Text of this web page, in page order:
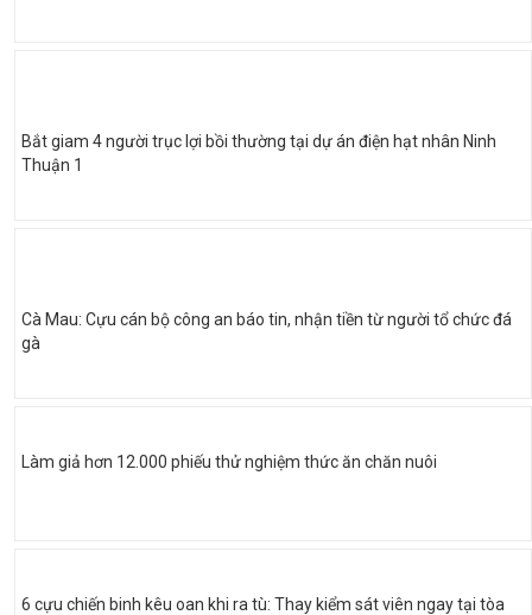
Bắt giam 4 người trục lợi bồi thường tại dự án điện hạt nhân Ninh
Thuận 1
Cà Mau: Cựu cán bộ công an báo tin, nhận tiền từ người tổ chức đá
gà
Làm giả hơn 12.000 phiếu thử nghiệm thức ăn chăn nuôi
6 cựu chiến binh kêu oan khi ra tù: Thay kiểm sát viên ngay tại tòa